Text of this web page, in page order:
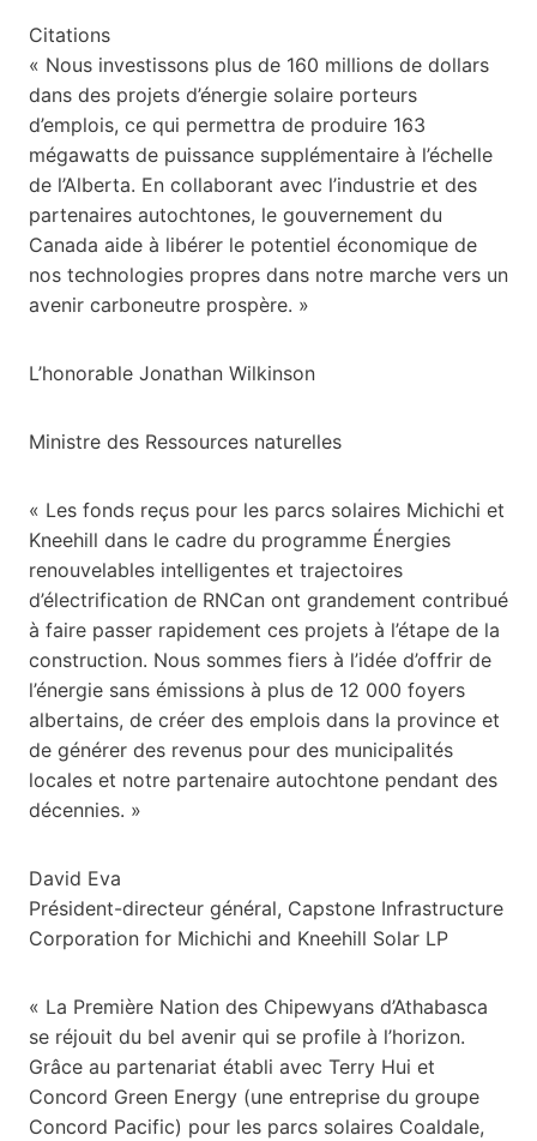
Citations
« Nous investissons plus de 160 millions de dollars
dans des projets d’énergie solaire porteurs
d’emplois, ce qui permettra de produire 163
mégawatts de puissance supplémentaire à l’échelle
de l’Alberta. En collaborant avec l’industrie et des
partenaires autochtones, le gouvernement du
Canada aide à libérer le potentiel économique de
nos technologies propres dans notre marche vers un
avenir carboneutre prospère. »
L’honorable Jonathan Wilkinson
Ministre des Ressources naturelles
« Les fonds reçus pour les parcs solaires Michichi et
Kneehill dans le cadre du programme Énergies
renouvelables intelligentes et trajectoires
d’électrification de RNCan ont grandement contribué
à faire passer rapidement ces projets à l’étape de la
construction. Nous sommes fiers à l’idée d’offrir de
l’énergie sans émissions à plus de 12 000 foyers
albertains, de créer des emplois dans la province et
de générer des revenus pour des municipalités
locales et notre partenaire autochtone pendant des
décennies. »
David Eva
Président-directeur général, Capstone Infrastructure
Corporation for Michichi and Kneehill Solar LP
« La Première Nation des Chipewyans d’Athabasca
se réjouit du bel avenir qui se profile à l’horizon.
Grâce au partenariat établi avec Terry Hui et
Concord Green Energy (une entreprise du groupe
Concord Pacific) pour les parcs solaires Coaldale,